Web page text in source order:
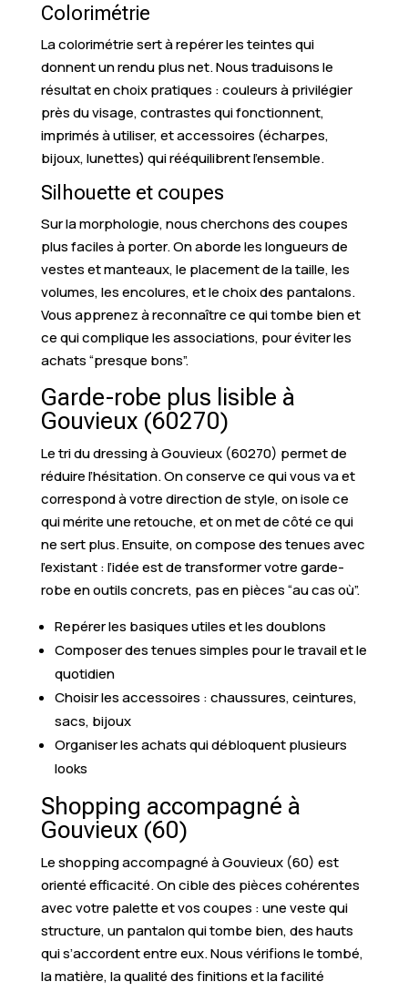
Colorimétrie
La colorimétrie sert à repérer les teintes qui
donnent un rendu plus net. Nous traduisons le
résultat en choix pratiques : couleurs à privilégier
près du visage, contrastes qui fonctionnent,
imprimés à utiliser, et accessoires (écharpes,
bijoux, lunettes) qui rééquilibrent l’ensemble.
Silhouette et coupes
Sur la morphologie, nous cherchons des coupes
plus faciles à porter. On aborde les longueurs de
vestes et manteaux, le placement de la taille, les
volumes, les encolures, et le choix des pantalons.
Vous apprenez à reconnaître ce qui tombe bien et
ce qui complique les associations, pour éviter les
achats “presque bons”.
Garde-robe plus lisible à
Gouvieux (60270)
Le tri du dressing à Gouvieux (60270) permet de
réduire l’hésitation. On conserve ce qui vous va et
correspond à votre direction de style, on isole ce
qui mérite une retouche, et on met de côté ce qui
ne sert plus. Ensuite, on compose des tenues avec
l’existant : l’idée est de transformer votre garde-
robe en outils concrets, pas en pièces “au cas où”.
Repérer les basiques utiles et les doublons
Composer des tenues simples pour le travail et le
quotidien
Choisir les accessoires : chaussures, ceintures,
sacs, bijoux
Organiser les achats qui débloquent plusieurs
looks
Shopping accompagné à
Gouvieux (60)
Le shopping accompagné à Gouvieux (60) est
orienté efficacité. On cible des pièces cohérentes
avec votre palette et vos coupes : une veste qui
structure, un pantalon qui tombe bien, des hauts
qui s’accordent entre eux. Nous vérifions le tombé,
la matière, la qualité des finitions et la facilité